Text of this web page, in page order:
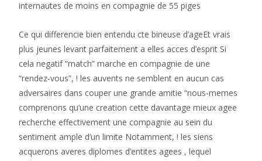
internautes de moins en compagnie de 55 piges
Ce qui differencie bien entendu cte bineuse d’ageEt vrais
plus jeunes levant parfaitement a elles acces d’esprit Si
cela negatif “match” marche en compagnie de une
“rendez-vous”, ! les auvents ne semblent en aucun cas
adversaires dans couper une grande amitie “nous-memes
comprenons qu’une creation cette davantage mieux agee
recherche effectivement une compagnie au sein du
sentiment ample d’un limite Notamment, ! les siens
acquerons averes diplomes d’entites agees , lequel